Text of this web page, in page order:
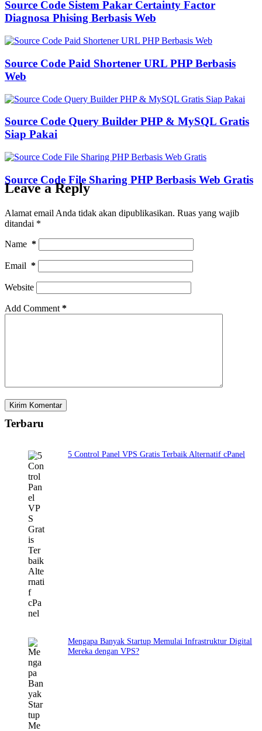
Source Code Sistem Pakar Certainty Factor
Diagnosa Phising Berbasis Web
Source Code Paid Shortener URL PHP Berbasis
Web
Source Code Query Builder PHP & MySQL Gratis
Siap Pakai
Source Code File Sharing PHP Berbasis Web Gratis
Leave a Reply
Alamat email Anda tidak akan dipublikasikan. Ruas yang wajib
ditandai *
Name *
Email *
Website
Add Comment *
Kirim Komentar
Terbaru
5 Control Panel VPS Gratis Terbaik Alternatif cPanel
Mengapa Banyak Startup Memulai Infrastruktur Digital
Mereka dengan VPS?